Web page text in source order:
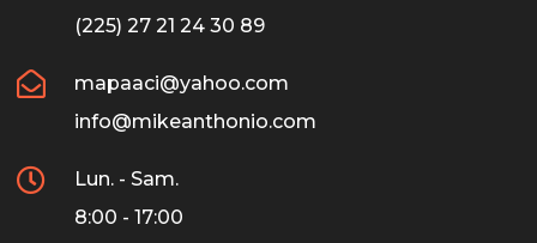
(225) 27 21 24 30 89
mapaaci@yahoo.com
info@mikeanthonio.com
Lun. - Sam.
8:00 - 17:00